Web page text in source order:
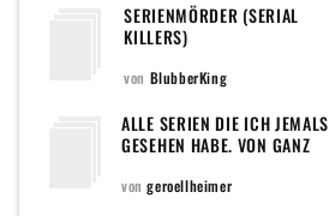
SERIENMÖRDER (SERIAL
KILLERS)
von BlubberKing
ALLE SERIEN DIE ICH JEMALS
GESEHEN HABE. VON GANZ
vongeroellheimer